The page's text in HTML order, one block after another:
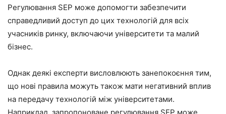
Регулювання SEP може допомогти забезпечити
справедливий доступ до цих технологій для всіх
учасників ринку, включаючи університети та малий
бізнес.
Однак деякі експерти висловлюють занепокоєння тим,
що нові правила можуть також мати негативний вплив
на передачу технологій між університетами.